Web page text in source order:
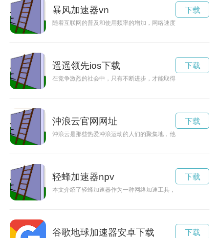
暴风加速器vn
随着互联网的普及和使用频率的增加，网络速度逐渐成为用户
下载
遥遥领先ios下载
在竞争激烈的社会中，只有不断进步，才能取得领先的优势。
下载
沖浪云官网网址
沖浪云是那些热爱冲浪运动的人们的聚集地，他们追逐自由，
下载
轻蜂加速器npv
本文介绍了轻蜂加速器作为一种网络加速工具，其能够显著提
下载
谷歌地球加速器安卓下载 下载